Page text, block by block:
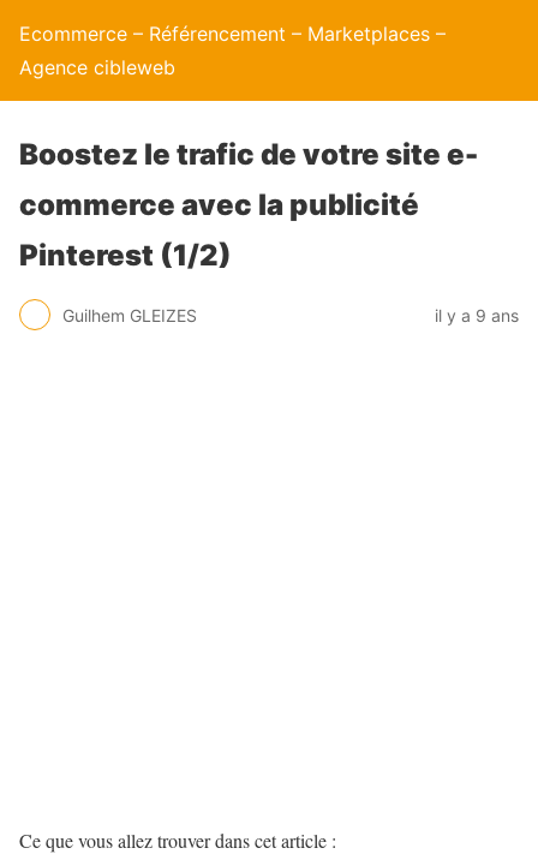
Ecommerce – Référencement – Marketplaces –
Agence cibleweb
Boostez le trafic de votre site e-
commerce avec la publicité
Pinterest (1/2)
Guilhem GLEIZES il y a 9 ans
Ce que vous allez trouver dans cet article :